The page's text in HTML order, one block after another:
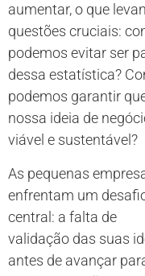
aumentar, o que
questões cruciais:
podemos evitar ser
dessa estatística?
podemos garantir
nossa ideia de
viável e sustentável?
As pequenas
enfrentam um
central: a falta de
validação das suas
antes de avançar